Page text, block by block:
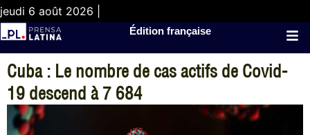
jeudi 6 août 2026 |
Édition française
Cuba : Le nombre de cas actifs de Covid-
19 descend à 7 684